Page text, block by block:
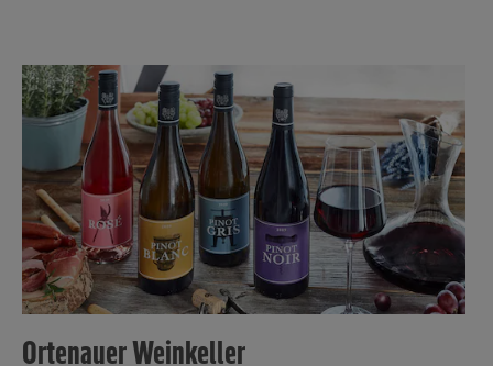
Ortenauer Weinkeller